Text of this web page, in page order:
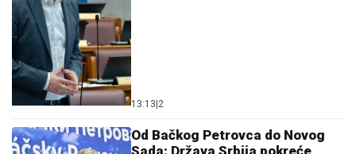
13:13 2
Od Bačkog Petrovca do Novog
Sada: Država Srbija pokreće